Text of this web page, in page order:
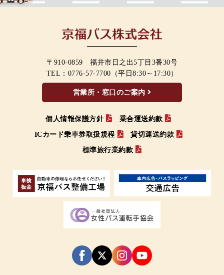
〒910-0859 福井市日之出5丁目3番30号
TEL： 0776-57-7700 （平日8:30～17:30）
営業所・窓口のご案内
個人情報保護方針 乗合運送約款
ICカード乗車券取扱規程 貸切運送約款
標準旅行業約款